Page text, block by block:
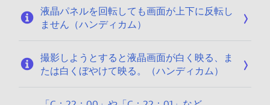
液晶パネルを回転しても画面が上下に反転し
ません（ハンディカム）
撮影しようとすると液晶画面が白く映る、ま
たは白くぼやけて映る。（ハンディカム）